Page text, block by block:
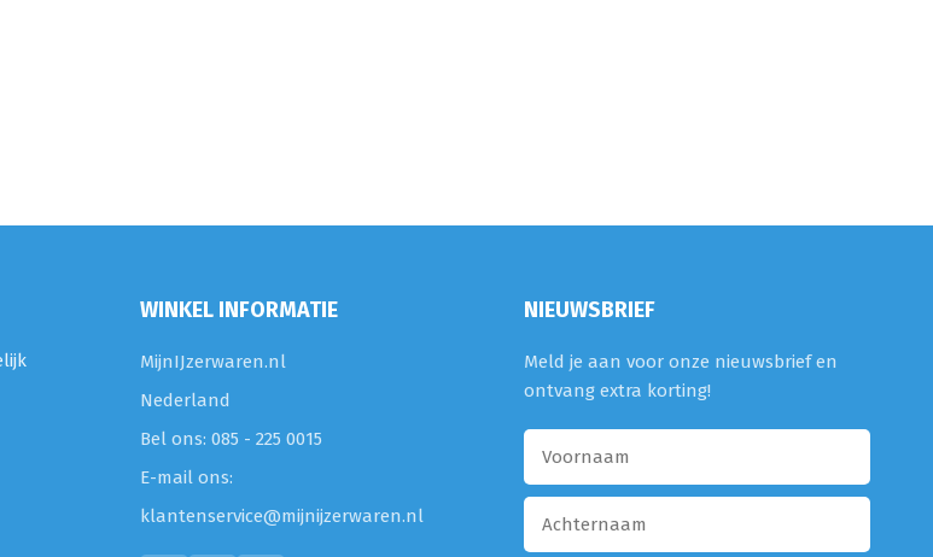
WINKEL INFORMATIE
MijnIJzerwaren.nl
Nederland
Bel ons: 085 - 225 0015
E-mail ons:
klantenservice@mijnijzerwaren.nl
NIEUWSBRIEF
Meld je aan voor onze nieuwsbrief en
ontvang extra korting!